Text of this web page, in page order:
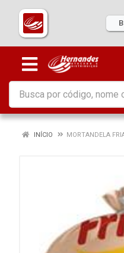
INÍCIO MORTANDELA